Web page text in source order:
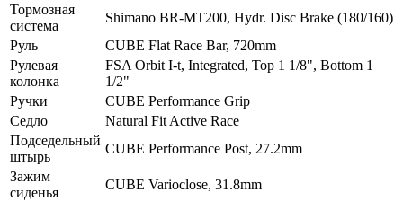
Тормозная
система
Shimano BR-MT200, Hydr. Disc Brake (180/160)
Руль
CUBE Flat Race Bar, 720mm
Рулевая
колонка
FSA Orbit I-t, Integrated, Top 1 1/8", Bottom 1
1/2"
Ручки
CUBE Performance Grip
Седло
Natural Fit Active Race
Подседельный
штырь
CUBE Performance Post, 27.2mm
Зажим
сиденья
CUBE Varioclose, 31.8mm